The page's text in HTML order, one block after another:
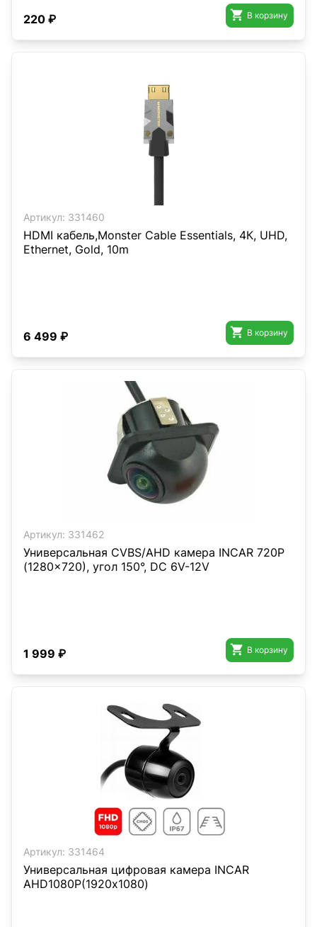
220 ₽  В корзину
Артикул: 331460
HDMI кабель,Monster Cable Essentials, 4К, UHD,
Ethernet, Gold, 10m
6 499 ₽  В корзину
Артикул: 331462
Универсальная CVBS/AHD камера INCAR 720P
(1280x720), угол 150°, DC 6V-12V
1 999 ₽  В корзину
Артикул: 331464
Универсальная цифровая камера INCAR
AHD1080P(1920х1080)